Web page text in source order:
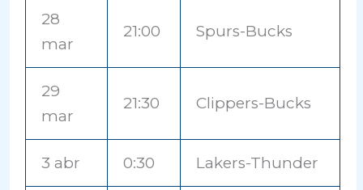
28
mar
21:00 Spurs-Bucks
29
mar
21:30 Clippers-Bucks
3 abr 0:30 Lakers-Thunder